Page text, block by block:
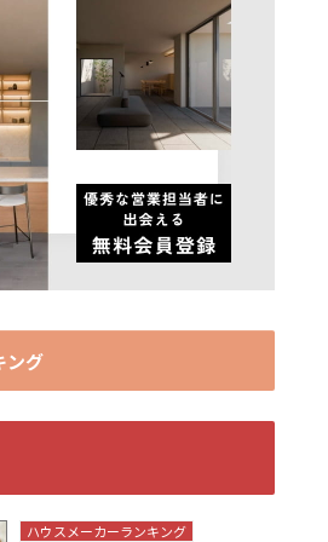
ング
ハウスメーカーランキング